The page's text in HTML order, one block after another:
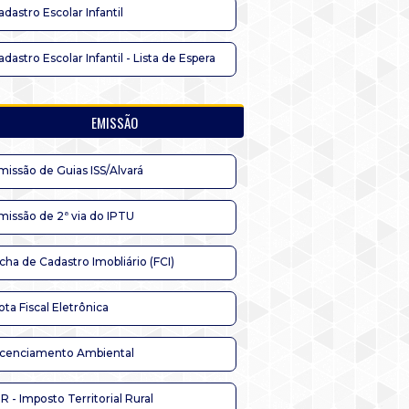
Escolar Infantil
Escolar Infantil - Lista de Espera
EMISSÃO
de Guias ISS/Alvará
de 2ª via do IPTU
de Cadastro Imobliário (FCI)
Fiscal Eletrônica
Ambiental
- Imposto Territorial Rural